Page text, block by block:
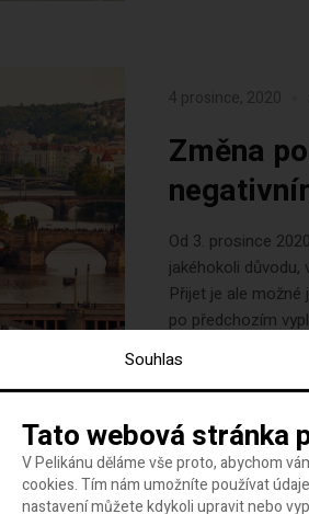
4 prosince, 2020
Změna
Od 3. prosince
jakéhokoli
Přijet je ale
po předchozím
19 listopadu, 2020
Souhlas
Tato webová stránka
V Pelikánu děláme vše proto, abychom
cookies. Tím nám umožníte používat
nastavení můžete kdykoli upravit nebo